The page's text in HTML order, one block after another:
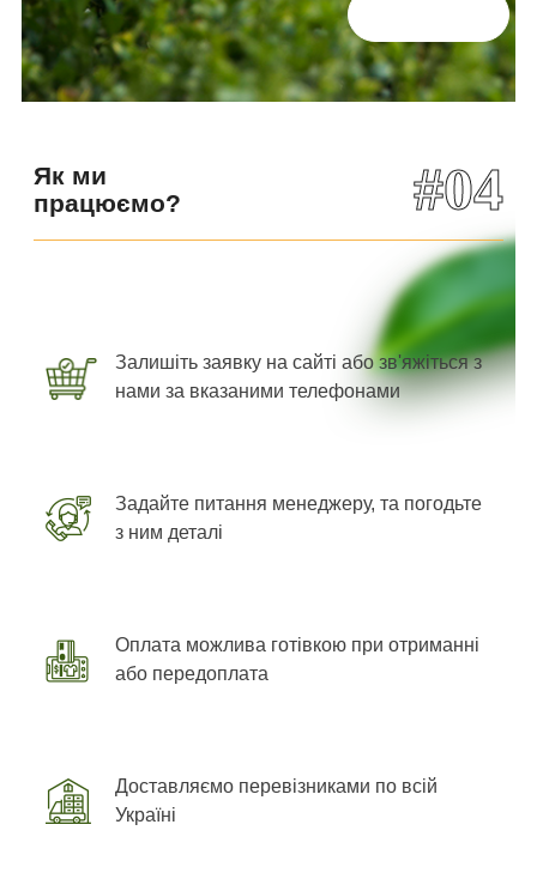
Як ми
працюємо?
#04
Залишіть заявку на сайті або зв'яжіться з
нами за вказаними телефонами
Задайте питання менеджеру, та погодьте
з ним деталі
Оплата можлива готівкою при отриманні
або передоплата
Доставляємо перевізниками по всій
Україні